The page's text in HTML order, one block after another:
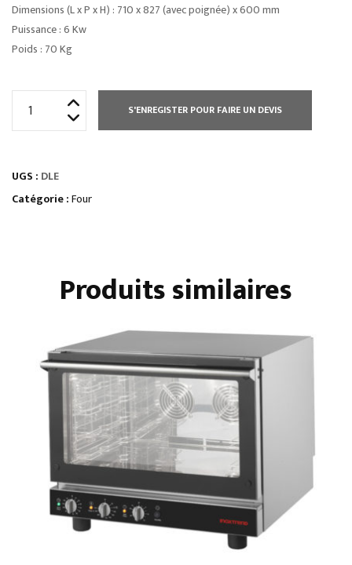
Dimensions (L x P x H) : 710 x 827 (avec poignée) x 600 mm
Puissance : 6 Kw
Poids : 70 Kg
MANUELLE
S'ENREGISTER POUR FAIRE UN DEVIS
UGS : DLE
Catégorie :Four
Produits similaires